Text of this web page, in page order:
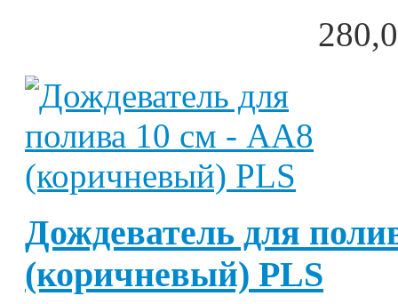
Дождеватель для
(коричневый) PLS